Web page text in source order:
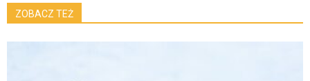
ZOBACZ TEŻ